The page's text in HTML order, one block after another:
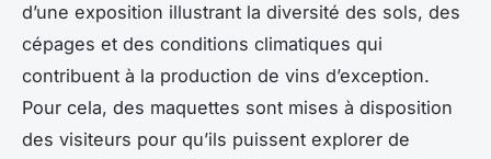
d’une exposition illustrant la diversité des sols, des
cépages et des conditions climatiques qui
contribuent à la production de vins d’exception.
Pour cela, des maquettes sont mises à disposition
des visiteurs pour qu’ils puissent explorer de